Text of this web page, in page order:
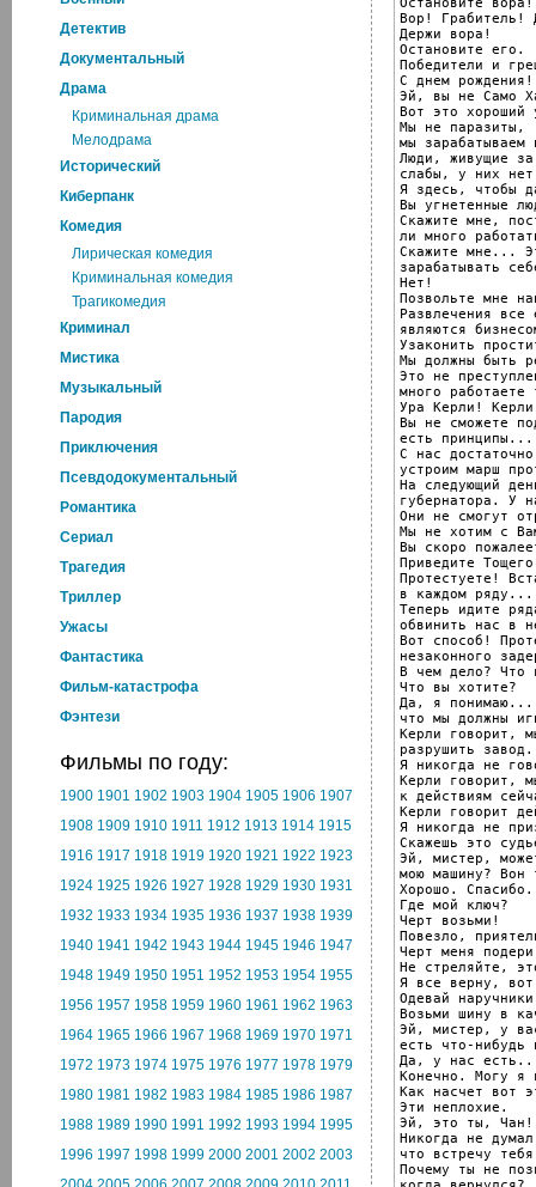
Детектив
Документальный
Драма
Криминальная драма
Мелодрама
Исторический
Киберпанк
Комедия
Лирическая комедия
Криминальная комедия
Трагикомедия
Криминал
Мистика
Музыкальный
Пародия
Приключения
Псевдодокументальный
Романтика
Cериал
Трагедия
Триллер
Ужасы
Фантастика
Фильм-катастрофа
Фэнтези
Фильмы по году:
1900 1901 1902 1903 1904 1905 1906 1907
1908 1909 1910 1911 1912 1913 1914 1915
1916 1917 1918 1919 1920 1921 1922 1923
1924 1925 1926 1927 1928 1929 1930 1931
1932 1933 1934 1935 1936 1937 1938 1939
1940 1941 1942 1943 1944 1945 1946 1947
1948 1949 1950 1951 1952 1953 1954 1955
1956 1957 1958 1959 1960 1961 1962 1963
1964 1965 1966 1967 1968 1969 1970 1971
1972 1973 1974 1975 1976 1977 1978 1979
1980 1981 1982 1983 1984 1985 1986 1987
1988 1989 1990 1991 1992 1993 1994 1995
1996 1997 1998 1999 2000 2001 2002 2003
Вор! Грабитель!
Держи вора!
Остановите его.
Победители и
С днем рождения!
Эй, вы не Само
Вот это хороший
Мы не паразиты,
мы зарабатываем
Люди, живущие
слабы, у них
Я здесь, чтобы
Вы угнетенные
Скажите мне,
ли много
Скажите мне...
зарабатывать
Нет!
Позвольте мне
Развлечения все
являются
Узаконить
Мы должны быть
Это не
много работаете
Ура Керли!
Вы не сможете
есть
С нас
устроим марш
На следующий
губернатора. У
Они не смогут
Мы не хотим с
Вы скоро
Приведите
Протестуете!
в каждом ряду...
Теперь идите
обвинить нас в
Вот способ!
незаконного
В чем дело? Что
Что вы хотите?
Да, я понимаю...
что мы должны
Керли говорит,
разрушить завод.
Я никогда не
Керли говорит,
к действиям
Керли говорит
Я никогда не
Скажешь это
Эй, мистер,
мою машину? Вон
Хорошо.
Где мой ключ?
Черт возьми!
Повезло,
Черт меня
Не стреляйте,
Я все верну,
Одевай
Возьми шину в
Эй, мистер, у
есть что-нибудь
Да, у нас
Конечно. Могу я
Как насчет вот
Эти неплохие.
Эй, это ты, Чан!
Никогда не
что встречу
Почему ты не